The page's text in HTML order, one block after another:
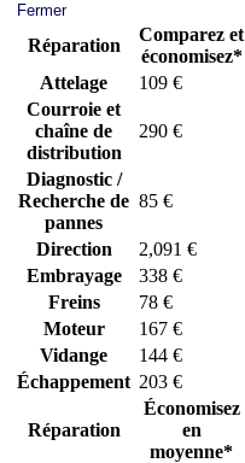
Fermer
Réparation
Comparez et
économisez*
Attelage
109 €
Courroie et
chaîne de
distribution
290 €
Diagnostic /
Recherche de
pannes
85 €
Direction 2,091 €
Embrayage
338 €
Freins
78 €
Moteur
167 €
Vidange
144 €
Échappement 203 €
Réparation
Économisez
en
moyenne*